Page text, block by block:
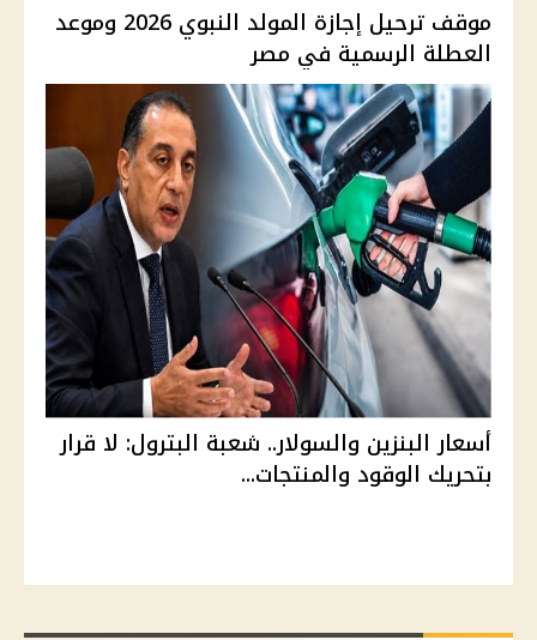
موقف ترحيل إجازة المولد النبوي 2026 وموعد
العطلة الرسمية في مصر
أسعار البنزين والسولار.. شعبة البترول: لا قرار
بتحريك الوقود والمنتجات...